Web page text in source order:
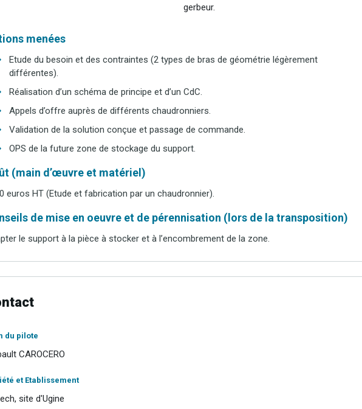
gerbeur.
menées
Etude du besoin et des contraintes (2 types de bras de géométrie légèrement
différentes).
Réalisation d’un schéma de principe et d’un CdC.
Appels d’offre auprès de différents chaudronniers.
Validation de la solution conçue et passage de commande.
OPS de la future zone de stockage du support.
(main d’œuvre et matériel)
euros HT (Etude et fabrication par un chaudronnier).
de mise en oeuvre et de pérennisation (lors de la transposition)
le support à la pièce à stocker et à l’encombrement de la zone.
du pilote
CAROCERO
et Etablissement
site d'Ugine